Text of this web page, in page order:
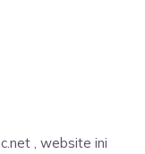
, website ini